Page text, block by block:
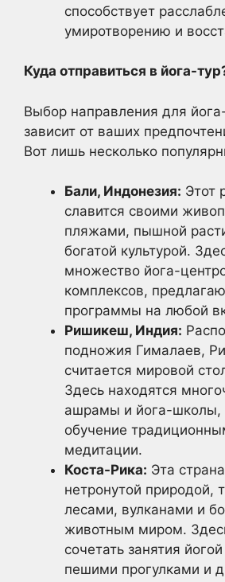
способствует
умиротворению и
Куда отправиться в йога-
Выбор направления для
зависит от ваших
Вот лишь несколько
Бали, Индонезия: Этот
славится своими
пляжами, пышной
богатой культурой.
множество йога-
комплексов,
программы на любой
Ришикеш, Индия:
подножия Гималаев,
считается мировой
Здесь находятся
ашрамы и йога-школы,
обучение
медитации.
Коста-Рика: Эта
нетронутой природой,
лесами, вулканами и
животным миром.
сочетать занятия
пешими прогулками и